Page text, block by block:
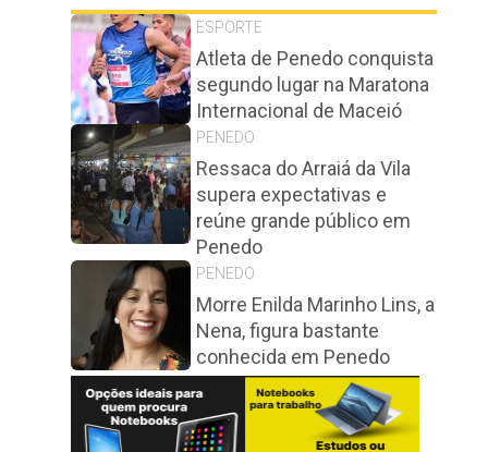
ESPORTE
Atleta de Penedo conquista
segundo lugar na Maratona
Internacional de Maceió
PENEDO
Ressaca do Arraiá da Vila
supera expectativas e
reúne grande público em
Penedo
PENEDO
Morre Enilda Marinho Lins, a
Nena, figura bastante
conhecida em Penedo